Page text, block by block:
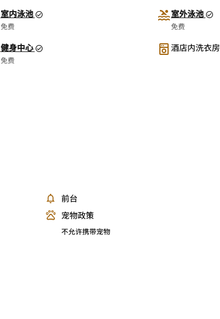
室内泳池
免费
室外泳池
免费
健身中心
免费
酒店内洗衣房
前台
宠物政策
不允许携带宠物